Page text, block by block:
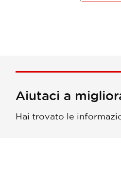
Aiutaci a
Hai trovato le